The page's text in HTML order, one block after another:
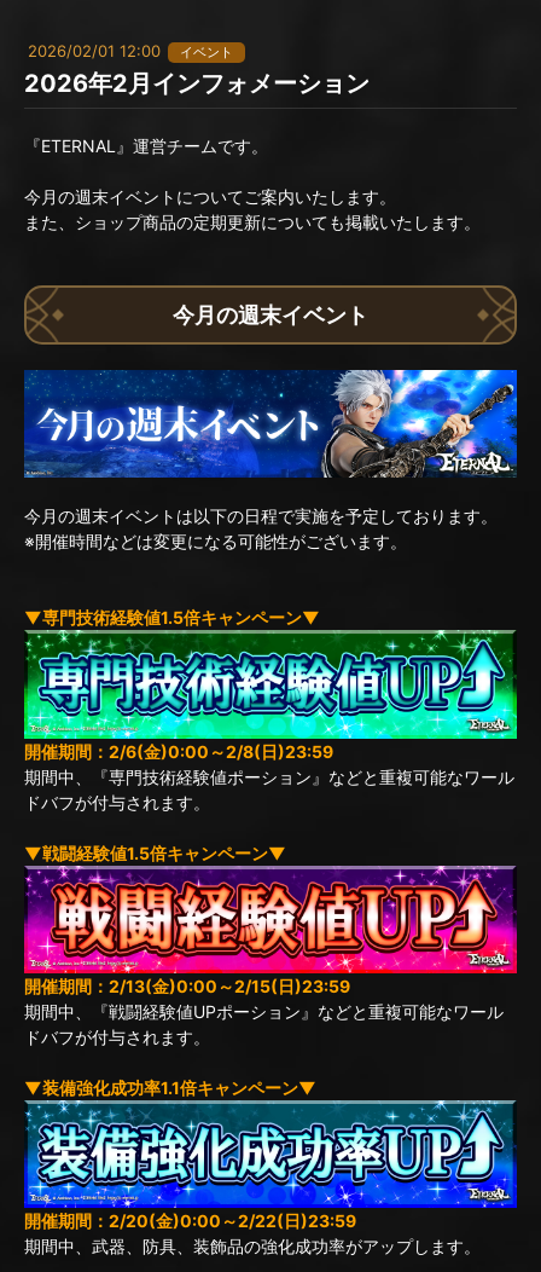
2026/02/01 12:00 イベント
2026年2月インフォメーション
『ETERNAL』運営チームです。
今月の週末イベントについてご案内いたします。
また、ショップ商品の定期更新についても掲載いたします。
今月の週末イベント
今月の週末イベントは以下の日程で実施を予定しております。
※開催時間などは変更になる可能性がございます。
▼専門技術経験値1.5倍キャンペーン▼
開催期間：2/6(金)0:00～2/8(日)23:59
期間中、『専門技術経験値ポーション』などと重複可能なワール
ドバフが付与されます。
▼戦闘経験値1.5倍キャンペーン▼
開催期間：2/13(金)0:00～2/15(日)23:59
期間中、『戦闘経験値UPポーション』などと重複可能なワール
ドバフが付与されます。
▼装備強化成功率1.1倍キャンペーン▼
開催期間：2/20(金)0:00～2/22(日)23:59
期間中、武器、防具、装飾品の強化成功率がアップします。